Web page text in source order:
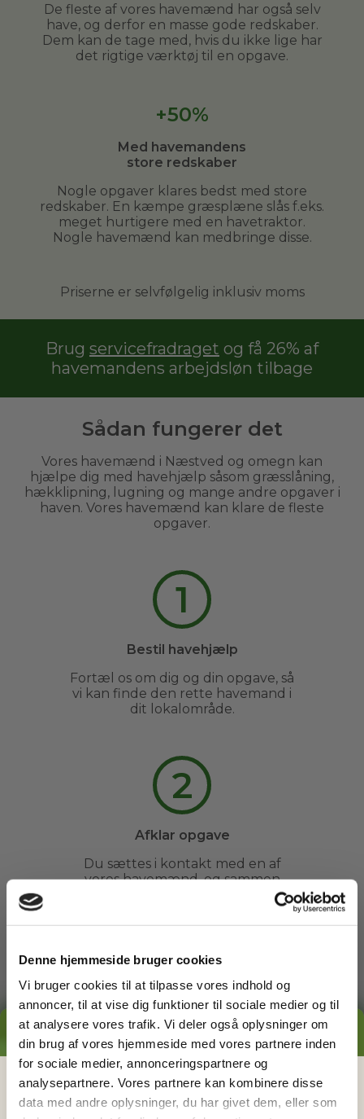
Denne hjemmeside bruger cookies
Vi bruger cookies til at tilpasse vores indhold og
annoncer, til at vise dig funktioner til sociale medier og til
at analysere vores trafik. Vi deler også oplysninger om
din brug af vores hjemmeside med vores partnere inden
for sociale medier, annonceringspartnere og
analysepartnere. Vores partnere kan kombinere disse
data med andre oplysninger, du har givet dem, eller som
De fleste af vores havemænd har også selv
have, og derfor en masse gode redskaber.
Dem kan de tage med, hvis du ikke lige har
det rigtige værktøj til en opgave.
+50%
Med havemandens
store redskaber
Nogle opgaver klares bedst med store
redskaber. En kæmpe græsplæne slås f.eks.
meget hurtigere med en havetraktor.
Nogle havemænd kan medbringe disse.
Priserne er selvfølgelig inklusiv moms
Brug servicefradraget og få 26% af
havemandens arbejdsløn tilbage
Sådan fungerer det
Vores havemænd i Næstved og omegn kan
hjælpe dig med havehjælp såsom græsslåning,
hækklipning, lugning og mange andre opgaver i
haven. Vores havemænd kan klare de fleste
opgaver.
1
Bestil havehjælp
Fortæl os om dig og din opgave, så
vi kan finde den rette havemand i
dit lokalområde.
2
Afklar opgave
Du sættes i kontakt med en af
vores havemænd, og sammen
3
Arbejdet udføres
Du kan slappe af, mens din
havemand ordner din have. Du
behøver ikke engang være
hjemme.
GRATIS PRISESTIMAT
Hvad koster detegentligat få
hjælp i haven?